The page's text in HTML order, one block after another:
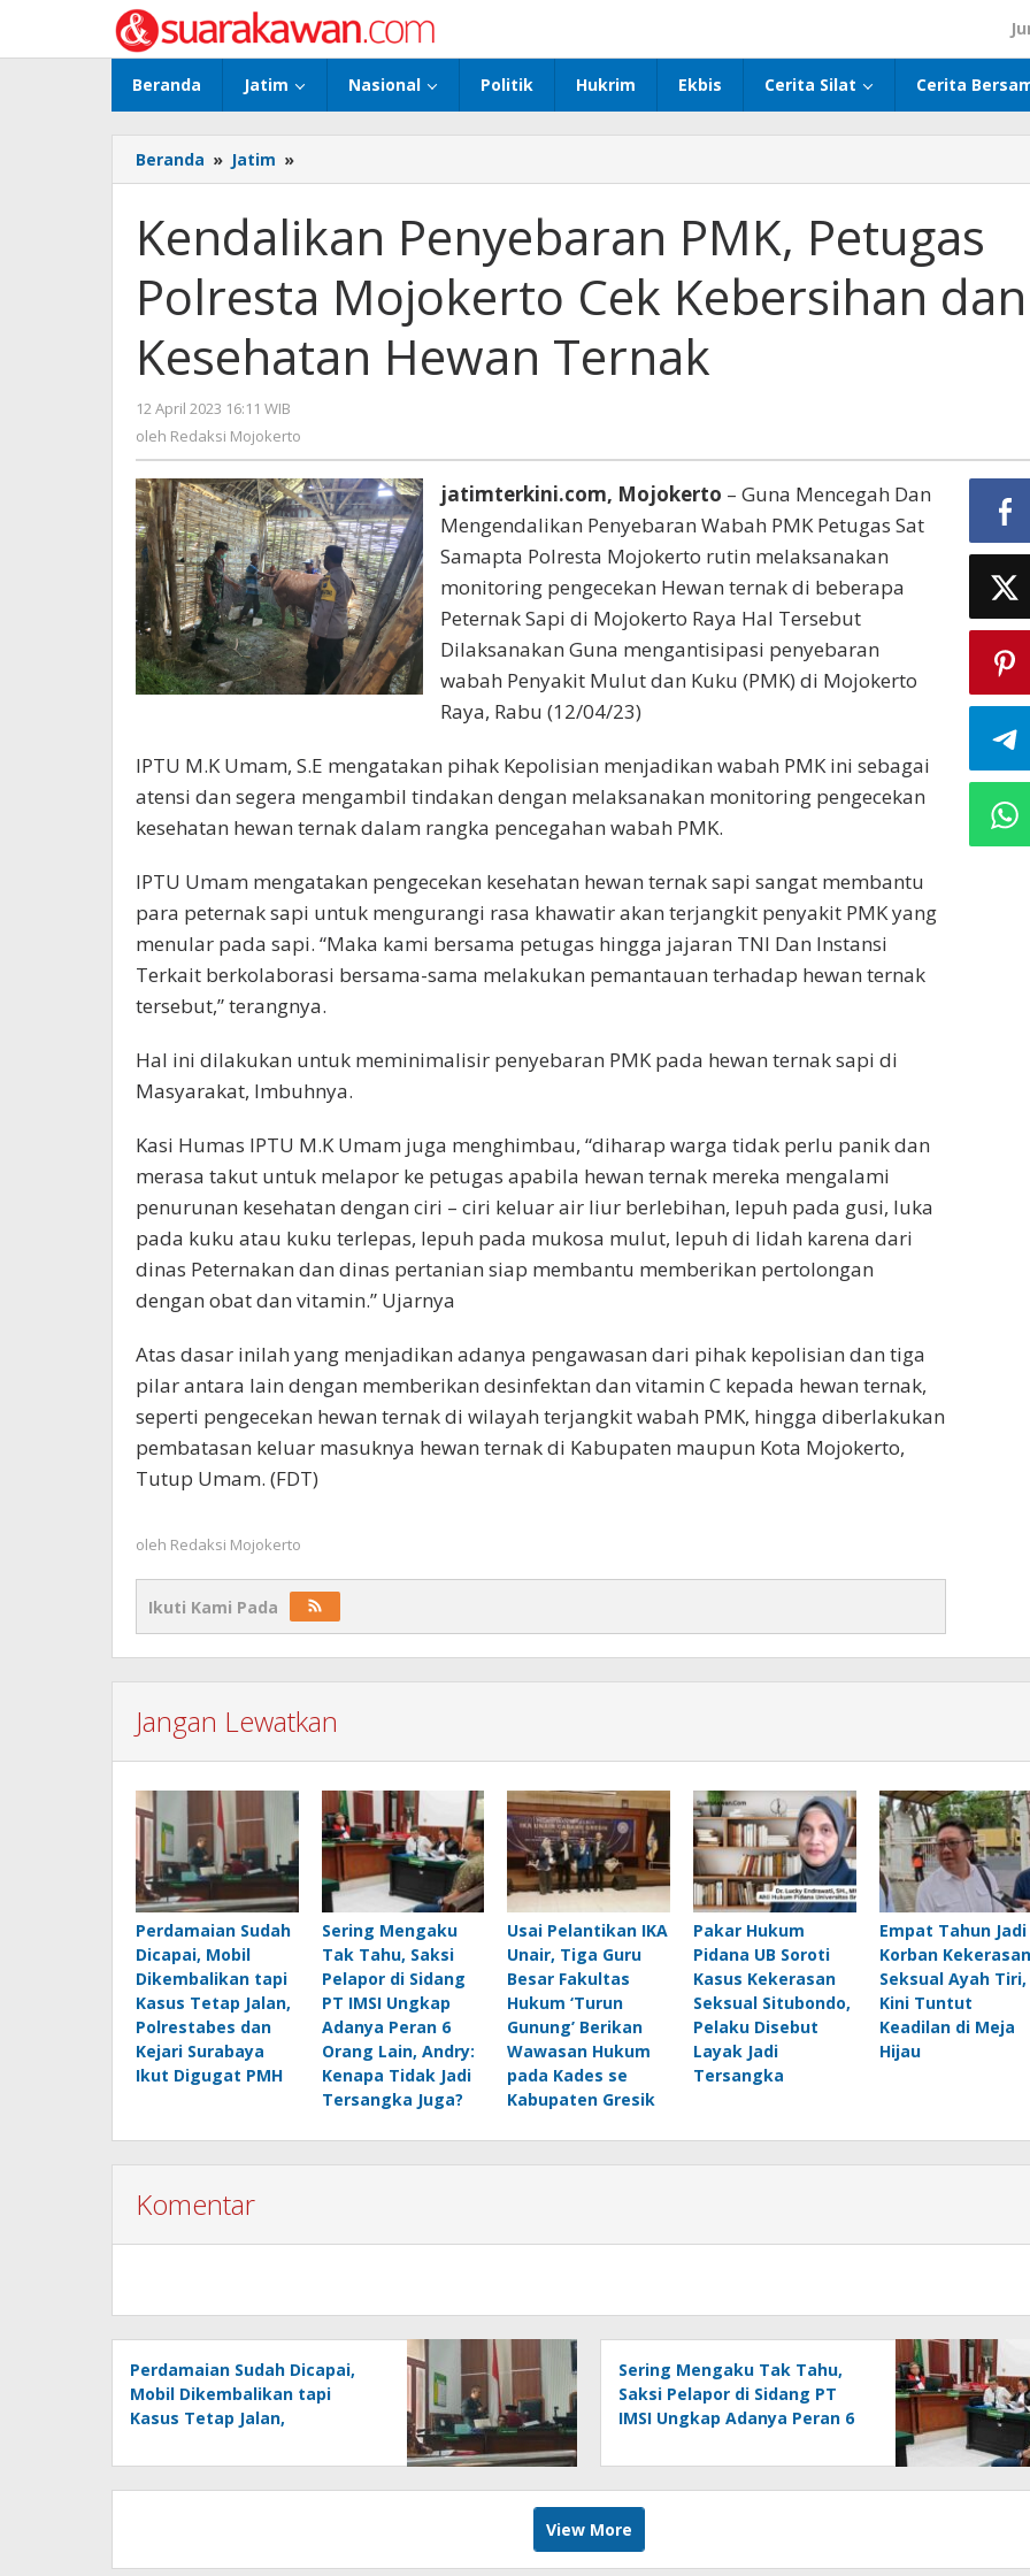
konten
Beranda Jatim Nasional Politik Hukrim Ekbis Cerita Silat Cerita
Beranda » Jatim »
Penyebaran
Petugas
Polresta
Mojokerto
Cek
dan
Kesehatan
Kendalikan Penyebaran PMK, Petugas
Polresta Mojokerto Cek Kebersihan dan
Kesehatan Hewan Ternak
12 April 2023 16:11 WIB
oleh Redaksi Mojokerto
jatimterkini.com, Mojokerto – Guna Mencegah Dan
Mengendalikan Penyebaran Wabah PMK Petugas Sat
Samapta Polresta Mojokerto rutin melaksanakan
monitoring pengecekan Hewan ternak di beberapa
Peternak Sapi di Mojokerto Raya Hal Tersebut
Dilaksanakan Guna mengantisipasi penyebaran
wabah Penyakit Mulut dan Kuku (PMK) di Mojokerto
Raya, Rabu (12/04/23)
IPTU M.K Umam, S.E mengatakan pihak Kepolisian menjadikan wabah PMK ini sebagai
atensi dan segera mengambil tindakan dengan melaksanakan monitoring pengecekan
kesehatan hewan ternak dalam rangka pencegahan wabah PMK.
IPTU Umam mengatakan pengecekan kesehatan hewan ternak sapi sangat membantu
para peternak sapi untuk mengurangi rasa khawatir akan terjangkit penyakit PMK yang
menular pada sapi. “Maka kami bersama petugas hingga jajaran TNI Dan Instansi
Terkait berkolaborasi bersama-sama melakukan pemantauan terhadap hewan ternak
tersebut,” terangnya.
Hal ini dilakukan untuk meminimalisir penyebaran PMK pada hewan ternak sapi di
Masyarakat, Imbuhnya.
Kasi Humas IPTU M.K Umam juga menghimbau, “diharap warga tidak perlu panik dan
merasa takut untuk melapor ke petugas apabila hewan ternak mereka mengalami
penurunan kesehatan dengan ciri – ciri keluar air liur berlebihan, lepuh pada gusi, luka
pada kuku atau kuku terlepas, lepuh pada mukosa mulut, lepuh di lidah karena dari
dinas Peternakan dan dinas pertanian siap membantu memberikan pertolongan
dengan obat dan vitamin.” Ujarnya
Atas dasar inilah yang menjadikan adanya pengawasan dari pihak kepolisian dan tiga
pilar antara lain dengan memberikan desinfektan dan vitamin C kepada hewan ternak,
seperti pengecekan hewan ternak di wilayah terjangkit wabah PMK, hingga diberlakukan
pembatasan keluar masuknya hewan ternak di Kabupaten maupun Kota Mojokerto,
Tutup Umam. (FDT)
oleh Redaksi Mojokerto
Ikuti Kami Pada
Jangan Lewatkan
Perdamaian Sudah
Dicapai, Mobil
Dikembalikan tapi
Kasus Tetap Jalan,
Polrestabes dan
Kejari Surabaya
Ikut Digugat PMH
Sering Mengaku
Tak Tahu, Saksi
Pelapor di Sidang
PT IMSI Ungkap
Adanya Peran 6
Orang Lain, Andry:
Kenapa Tidak Jadi
Tersangka Juga?
Usai Pelantikan IKA
Unair, Tiga Guru
Besar Fakultas
Hukum ‘Turun
Gunung’ Berikan
Wawasan Hukum
pada Kades se
Kabupaten Gresik
Pakar Hukum
Pidana UB Soroti
Kasus Kekerasan
Seksual Situbondo,
Pelaku Disebut
Layak Jadi
Tersangka
Empat Tahun Jadi
Korban Kekerasan
Seksual Ayah Tiri,
Kini Tuntut
Keadilan di Meja
Hijau
Komentar
Perdamaian Sudah Dicapai,
Mobil Dikembalikan tapi
Kasus Tetap Jalan,
Surabaya Ikut Digugat PMH
Sering Mengaku Tak Tahu,
Saksi Pelapor di Sidang PT
IMSI Ungkap Adanya Peran 6
Tidak Jadi Tersangka Juga?
View More